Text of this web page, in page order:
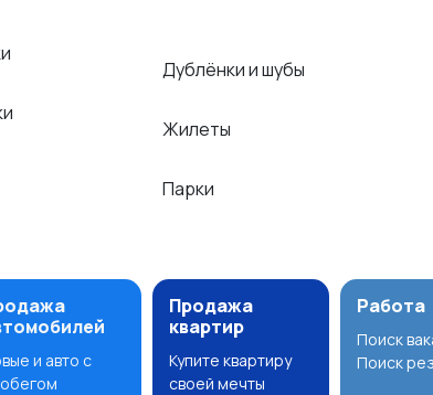
Дублёнки и шубы
Жилеты
Парки
и авто с
Продажа
квартир
Купите квартиру
своей мечты
Работа
Поиск
Поиск